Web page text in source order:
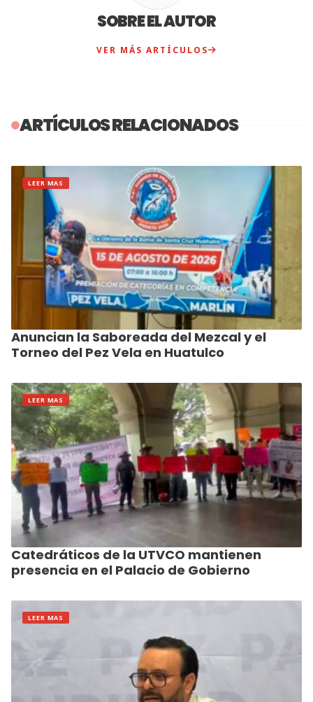
SOBRE EL AUTOR
VER MÁS ARTÍCULOS
ARTÍCULOS RELACIONADOS
LEER MAS
Anuncian la Saboreada del Mezcal y el
Torneo del Pez Vela en Huatulco
LEER MAS
Catedráticos de la UTVCO mantienen
presencia en el Palacio de Gobierno
LEER MAS